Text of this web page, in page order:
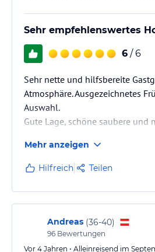
Sehr empfehlenswertes
6 / 6
Sehr nette und hilfsbereite
Atmosphäre. Ausgezeichnetes
Auswahl.
Gute Lage, schöne saubere und
Mehr anzeigen
Hilfreich Teilen
Andreas (36-40)
96 Bewertungen
Vor 4 Jahren • Alleinreisend im